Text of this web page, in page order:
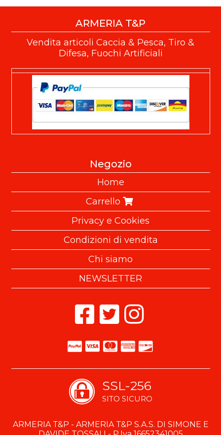
ARMERIA T&P
Vendita articoli Caccia & Pesca, Tiro &
Difesa, Fuochi Artificiali
Negozio
Home
Carrello
Privacy e Cookies
Condizioni di vendita
Chi siamo
NEWSLETTER
SSL-256
SITO SICURO
ARMERIA T&P - ARMERIA T&P S.A.S. DI SIMONE E